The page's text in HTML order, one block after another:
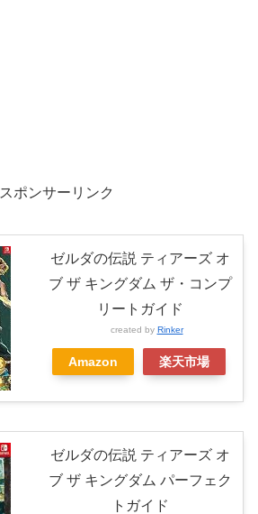
スポンサーリンク
ゼルダの伝説 ティアーズ オ
ブ ザ キングダム ザ・コンプ
リートガイド
created by Rinker
Amazon 楽天市場
ゼルダの伝説 ティアーズ オ
ブ ザ キングダム パーフェク
トガイド